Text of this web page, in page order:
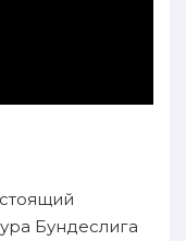
Бундеслига